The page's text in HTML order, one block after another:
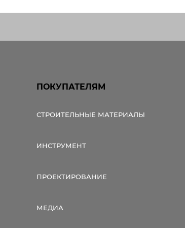
ПОКУПАТЕЛЯМ
СТРОИТЕЛЬНЫЕ МАТЕРИАЛЫ
ИНСТРУМЕНТ
ПРОЕКТИРОВАНИЕ
МЕДИА